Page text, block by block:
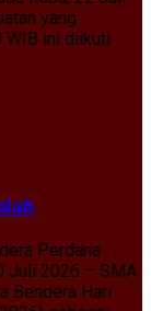
yang
WIB ini diikuti
Perdana
Juli 2026 – SMA
Bendera Hari